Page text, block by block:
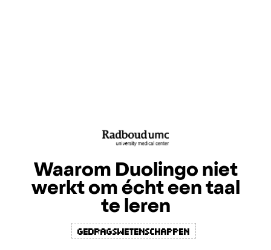
Waarom Duolingo niet
werkt om écht een taal
te leren
Gedragswetenschappen